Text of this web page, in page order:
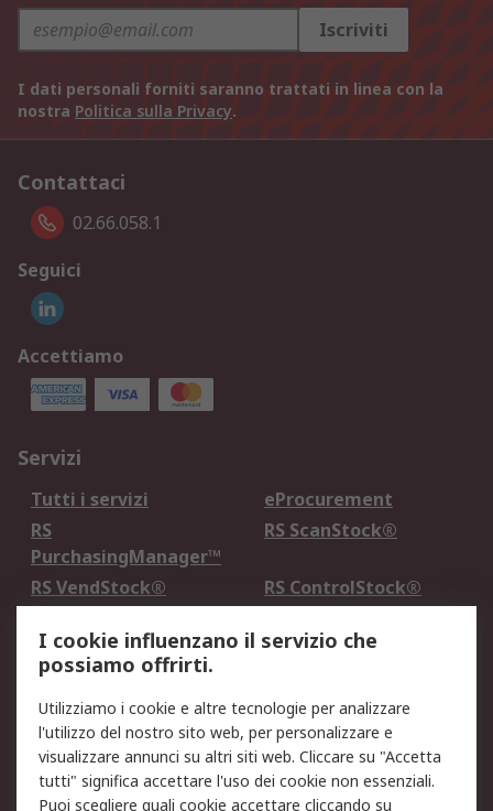
Iscriviti
I dati personali forniti saranno trattati in linea con la
nostra Politica sulla Privacy.
Contattaci
02.66.058.1
Seguici
Accettiamo
Servizi
Tutti i servizi
eProcurement
RS
PurchasingManager™
RS ScanStock®
RS VendStock®
RS ControlStock®
Legale
Informativa Cookie
Informativa Privacy -
Aggiornata
Email Security
Termini d'uso
Condizioni di vendita
Condizioni generali di
I cookie influenzano il servizio che
possiamo offrirti.
Utilizziamo i cookie e altre tecnologie per analizzare
l'utilizzo del nostro sito web, per personalizzare e
visualizzare annunci su altri siti web. Cliccare su "Accetta
tutti" significa accettare l'uso dei cookie non essenziali.
Puoi scegliere quali cookie accettare cliccando su